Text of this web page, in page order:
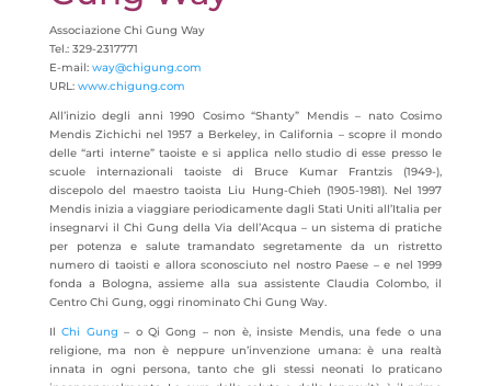
Associazione Chi Gung Way
Tel.: 329-2317771
E-mail: way@chigung.com
URL: www.chigung.com
All’inizio degli anni 1990 Cosimo “Shanty” Mendis – nato Cosimo
Mendis Zichichi nel 1957 a Berkeley, in California – scopre il mondo
delle “arti interne” taoiste e si applica nello studio di esse presso le
scuole internazionali taoiste di Bruce Kumar Frantzis (1949-),
discepolo del maestro taoista Liu Hung-Chieh (1905-1981). Nel 1997
Mendis inizia a viaggiare periodicamente dagli Stati Uniti all’Italia per
insegnarvi il Chi Gung della Via dell’Acqua – un sistema di pratiche
per potenza e salute tramandato segretamente da un ristretto
numero di taoisti e allora sconosciuto nel nostro Paese – e nel 1999
fonda a Bologna, assieme alla sua assistente Claudia Colombo, il
Centro Chi Gung, oggi rinominato Chi Gung Way.
IlChi Gung – o Qi Gong – non è, insiste Mendis, una fede o una
religione, ma non è neppure un’invenzione umana: è una realtà
innata in ogni persona, tanto che gli stessi neonati lo praticano